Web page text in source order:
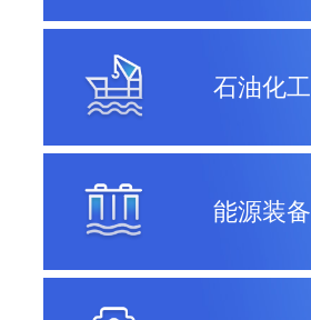
石油化工
能源装备